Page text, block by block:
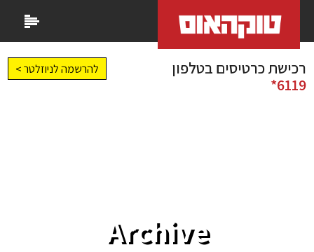
רכישת כרטיסים בטלפון
6119*
להרשמה לניוזלטר >
Archive